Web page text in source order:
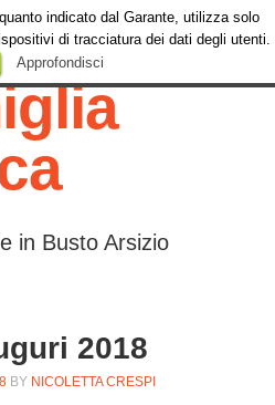
Menu
in Busto Arsizio
2018
BY NICOLETTA CRESPI
indicato dal Garante, utilizza solo
di tracciatura dei dati degli utenti.
Approfondisci